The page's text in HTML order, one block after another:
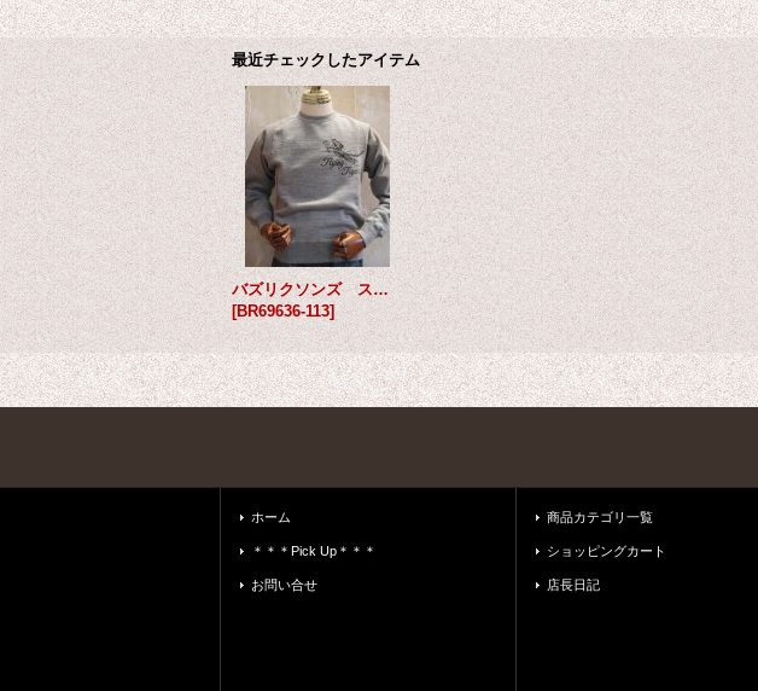
最近チェックしたアイテム
バズリクソンズ スウェット フリーダムスリーブ FLYING TIGERS 杢グレー
[BR69636-113]
ホーム
＊＊＊Pick Up＊＊＊
お問い合せ
商品カテゴリ一覧
ショッピングカート
店長日記